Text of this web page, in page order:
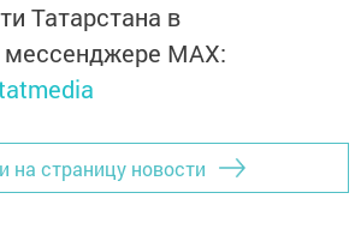
Татарстана в
MАХ:
на страницу новости